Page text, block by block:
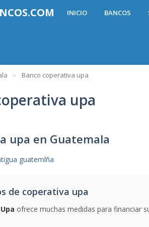
INICIO BANCOS
Banco coperativa upa
upa
upa en Guatemala
guatemlña
de coperativa upa
ofrece muchas medidas para financiar